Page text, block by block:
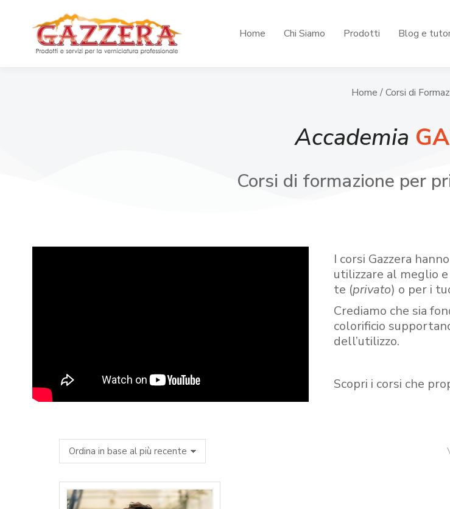
Home Chi Siamo Prodotti Blog e
Home / Corsi di
Accademia
Corsi di formazione per
I corsi Gazzera
utilizzare al meglio
te (privato) o per i
Crediamo che sia
colorificio
dell’utilizzo.
Scopri i corsi che